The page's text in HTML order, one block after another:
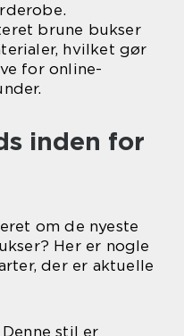
brune bukser
hvilket gør
for online-
inden for
om de nyeste
Her er nogle
der er aktuelle
stil er